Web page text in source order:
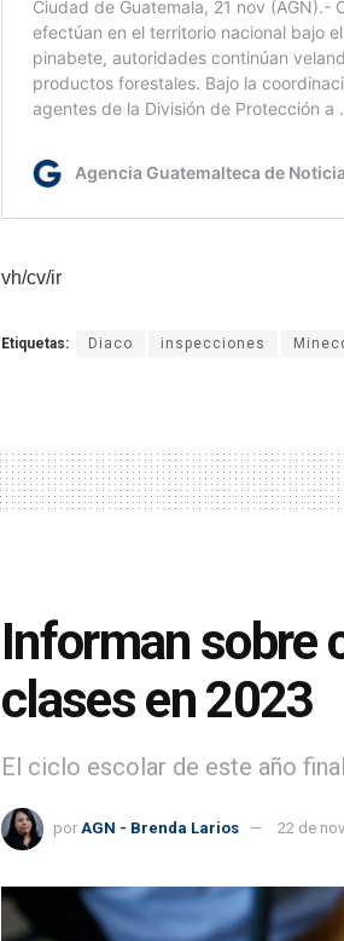
vh/cv/ir
Etiquetas: Diaco inspecciones
Informan sobre
clases en 2023
El ciclo escolar de este año
por AGN - Brenda Larios 22 de